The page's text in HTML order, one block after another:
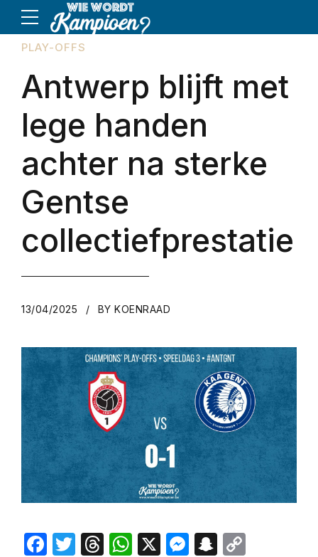
PLAY-OFFS
Antwerp blijft met
lege handen
achter na sterke
Gentse
collectiefprestatie
13/04/2025 BY KOENRAAD
Facebook
Twitter
Threads
WhatsApp
X Messenger
Snapchat